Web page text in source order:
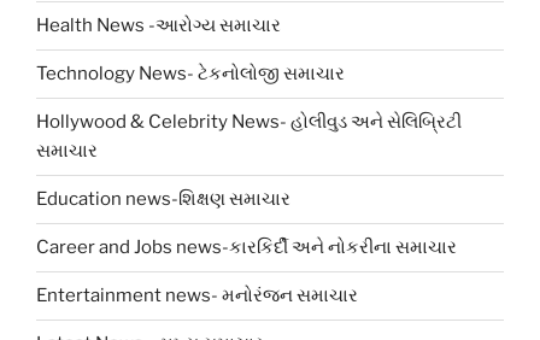
Health News -આરોગ્ય સમાચાર
Technology News- ટેકનોલોજી સમાચાર
Hollywood & Celebrity News- હોલીવુડ અને સેલિબ્રિટી
સમાચાર
Education news-શિક્ષણ સમાચાર
Career and Jobs news-કારકિર્દી અને નોકરીના સમાચાર
Entertainment news- મનોરંજન સમાચાર